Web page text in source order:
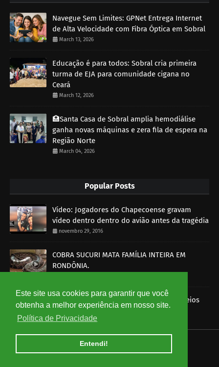
Este site usa cookies para garantir que você
obtenha a melhor experiência em nosso site.
Política de Privacidade
Entendi!
Navegue Sem Limites: GPNet Entrega Internet
de Alta Velocidade com Fibra Óptica em Sobral
March 13, 2026
Educação é para todos: Sobral cria primeira
turma de EJA para comunidade cigana no
Ceará
March 12, 2026
🏥Santa Casa de Sobral amplia hemodiálise
ganha novas máquinas e zera fila de espera na
Região Norte
March 04, 2026
Popular Posts
Vídeo: Jogadores do Chapecoense gravam
vídeo dentro dentro do avião antes da tragédia
novembro 29, 2016
COBRA SUCURI MATA FAMÍLIA INTEIRA EM
RONDÔNIA.
Imagens mostram funcionários dos Correios
roubando encomendas
agosto 07, 2014
HOME ABOUT